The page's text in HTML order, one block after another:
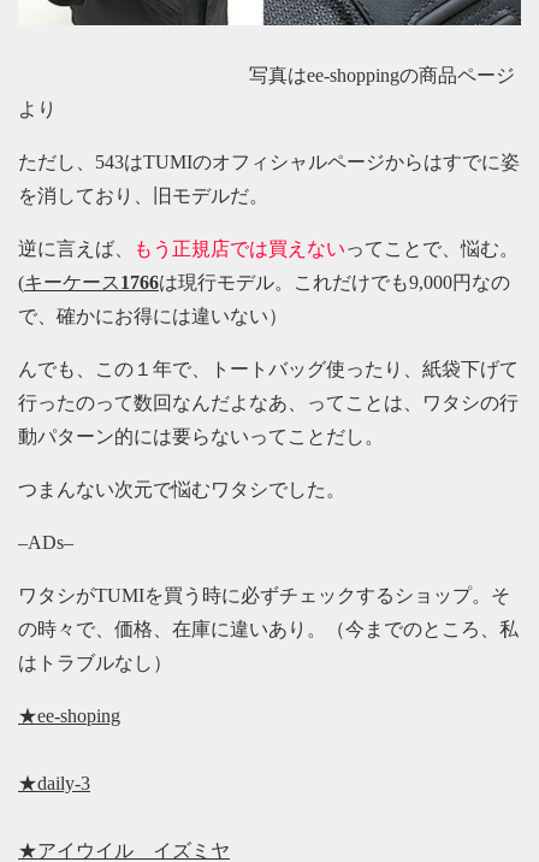
写真はee-shoppingの商品ページ
より
ただし、543はTUMIのオフィシャルページからはすでに姿
を消しており、旧モデルだ。
逆に言えば、 もう正規店では買えないってことで、悩む。
(キーケース 1766は現行モデル。これだけでも9,000円なの
で、確かにお得には違いない）
んでも、この１年で、トートバッグ使ったり、紙袋下げて
行ったのって数回なんだよなあ、ってことは、ワタシの行
動パターン的には要らないってことだし。
つまんない次元で悩むワタシでした。
–ADs–
ワタシがTUMIを買う時に必ずチェックするショップ。そ
の時々で、価格、在庫に違いあり。（今までのところ、私
はトラブルなし）
★ee-shoping
★daily-3
★アイウイル イズミヤ